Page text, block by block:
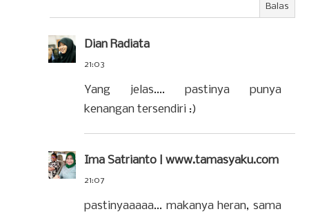
Balas
Dian Radiata
21:03
Yang jelas.... pastinya punya
kenangan tersendiri :)
Ima Satrianto | www.tamasyaku.com
21:07
pastinyaaaaa... makanya heran, sama